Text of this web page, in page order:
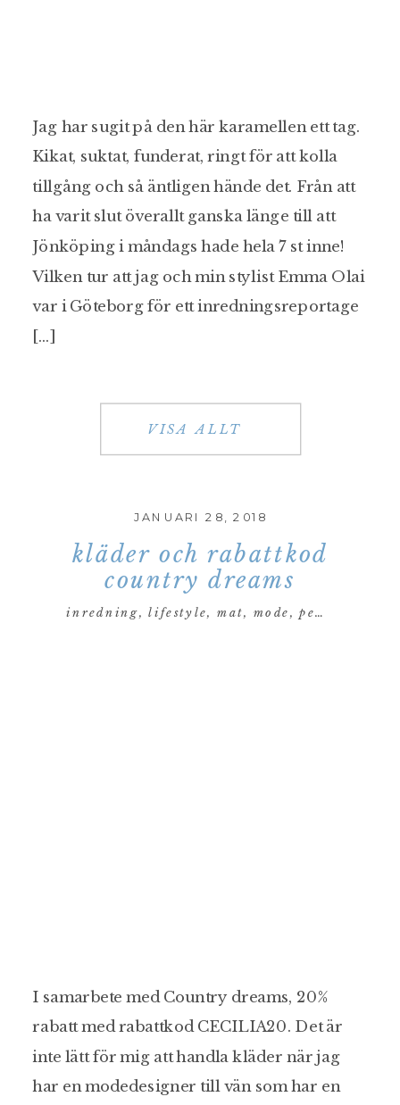
Jag har sugit på den här karamellen ett tag.
Kikat, suktat, funderat, ringt för att kolla
tillgång och så äntligen hände det. Från att
ha varit slut överallt ganska länge till att
Jönköping i måndags hade hela 7 st inne!
Vilken tur att jag och min stylist Emma Olai
var i Göteborg för ett inredningsreportage
[…]
VISA ALLT
kläder och rabattkod
country dreams
I samarbete med Country dreams, 20%
rabatt med rabattkod CECILIA20. Det är
inte lätt för mig att handla kläder när jag
har en modedesigner till vän som har en
JANUARI 28, 2018
inredning,lifestyle,mat, mode,personligt